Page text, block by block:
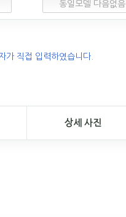
동일모델 다음없음
가 직접 입력하였습니다.
상세 사진